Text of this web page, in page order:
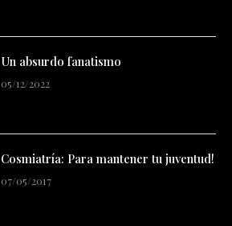
Un absurdo fanatismo
05/12/2022
Cosmiatría: Para mantener tu juventud!
07/05/2017